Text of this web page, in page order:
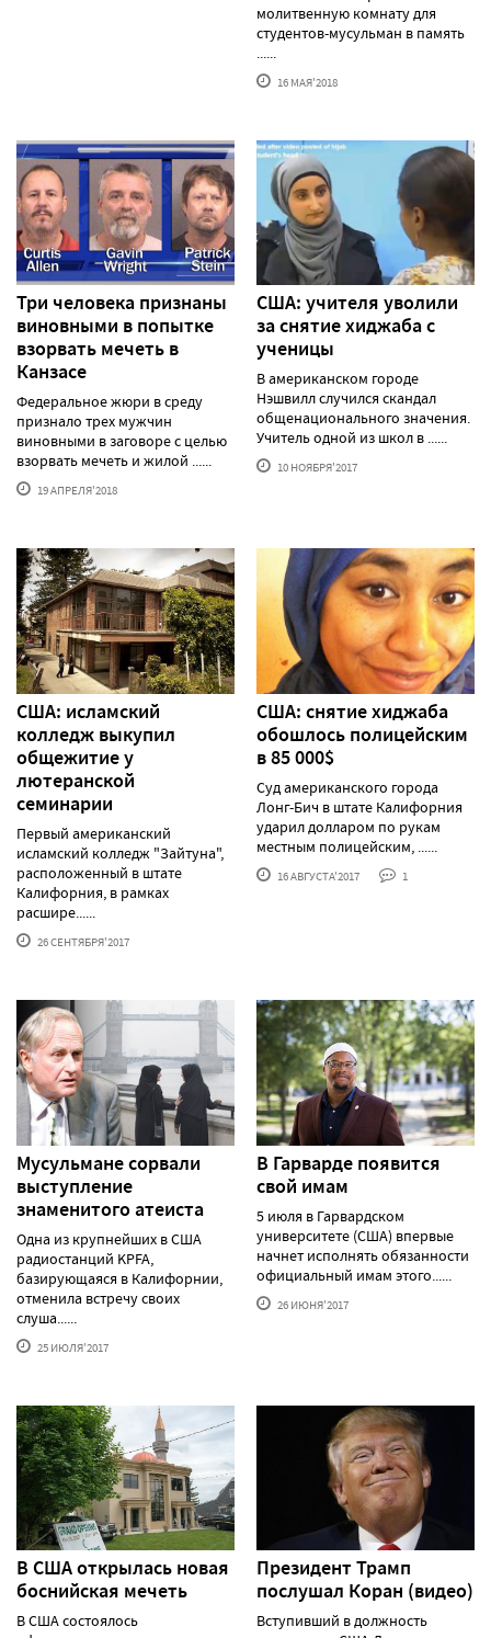
молитвенную комнату для
студентов-мусульман в память
......
16 МАЯ'2018
Три человека признаны
виновными в попытке
взорвать мечеть в
Канзасе
Федеральное жюри в среду
признало трех мужчин
виновными в заговоре с целью
взорвать мечеть и жилой ......
19 АПРЕЛЯ'2018
США: учителя уволили
за снятие хиджаба с
ученицы
В американском городе
Нэшвилл случился скандал
общенационального значения.
Учитель одной из школ в ......
10 НОЯБРЯ'2017
США: исламский
колледж выкупил
общежитие у
лютеранской
семинарии
Первый американский
исламский колледж "Зайтуна",
расположенный в штате
Калифорния, в рамках
расшире......
26 СЕНТЯБРЯ'2017
США: снятие хиджаба
обошлось полицейским
в 85 000$
Суд американского города
Лонг-Бич в штате Калифорния
ударил долларом по рукам
местным полицейским, ......
16 АВГУСТА'2017 1
Мусульмане сорвали
выступление
знаменитого атеиста
Одна из крупнейших в США
радиостанций KPFA,
базирующаяся в Калифорнии,
отменила встречу своих
слуша......
25 ИЮЛЯ'2017
В Гарварде появится
свой имам
5 июля в Гарвардском
университете (США) впервые
начнет исполнять обязанности
официальный имам этого......
26 ИЮНЯ'2017
В США открылась новая
боснийская мечеть
В США состоялось
Президент Трамп
послушал Коран (видео)
Вступивший в должность